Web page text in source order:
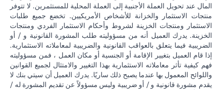
المال عند تحويل العملة الأجنبية إلى العملة المحلية للمستثمرين. لا تتوفر
منتجات الاستثمار والخزانة للأشخاص الأمريكيين. تخضع جميع طلبات
الاستثمار ومنتجات الخزينة لشروط وأحكام الاستثمار الفردي ومنتجات
الخزينة. يدرك العميل أنه من مسؤوليته طلب المشورة القانونية و / أو
الضريبية فيما يتعلق بالعواقب القانونية والضريبية لمعاملاته الاستثمارية.
إذا قام العميل بتغيير الإقامة أو الجنسية أو مكان العمل ، فمن مسؤوليته
فهم كيفية تأثر معاملاته الاستثمارية بهذا التغيير والامتثال لجميع القوانين
واللوائح المعمول بها عندما يصبح ذلك ساريًا. يدرك العميل أن سيتي بنك لا
يقدم مشورة قانونية و / أو ضريبية وليس مسؤولاً عن تقديم المشورة له /